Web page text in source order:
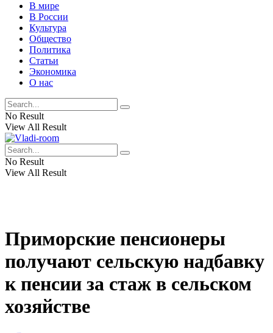
В мире
В России
Культура
Общество
Политика
Статьи
Экономика
О нас
No Result
View All Result
No Result
View All Result
Приморские пенсионеры
получают сельскую надбавку
к пенсии за стаж в сельском
хозяйстве